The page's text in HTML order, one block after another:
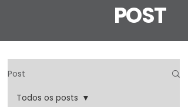
POST
Post
Todos os posts